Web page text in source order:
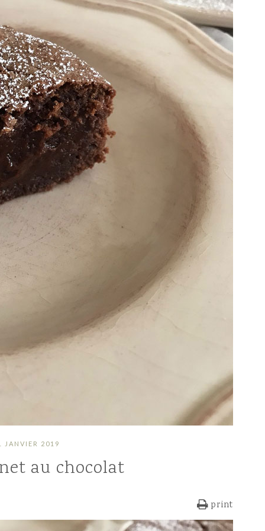
JANVIER 2019
au chocolat
print